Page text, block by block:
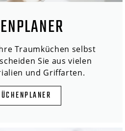
Traumküchen selbst
Sie aus vielen
und Griffarten.